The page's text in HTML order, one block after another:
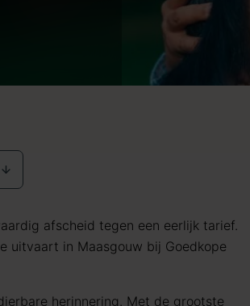
afscheid tegen een eerlijk tarief.
uitvaart in Maasgouw bij Goedkope
herinnering. Met de grootste